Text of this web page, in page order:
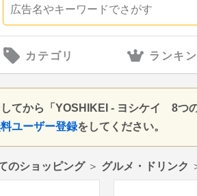
カテゴリ ランキ
してから「YOSHIKEI - ヨシケイ 8つ
ユーザー登録をしてください。
のショッピング＞ グルメ・ドリンク